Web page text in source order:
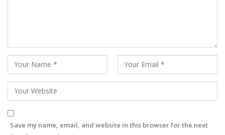
Save my name, email, and website in this browser for the next